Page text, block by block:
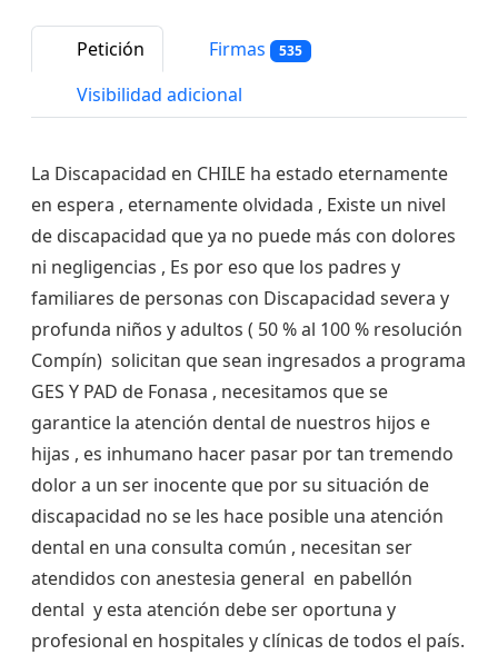
Petición Firmas 535
Visibilidad adicional
La Discapacidad en CHILE ha estado eternamente
en espera , eternamente olvidada , Existe un nivel
de discapacidad que ya no puede más con dolores
ni negligencias , Es por eso que los padres y
familiares de personas con Discapacidad severa y
profunda niños y adultos ( 50 % al 100 % resolución
Compín) solicitan que sean ingresados a programa
GES Y PAD de Fonasa , necesitamos que se
garantice la atención dental de nuestros hijos e
hijas , es inhumano hacer pasar por tan tremendo
dolor a un ser inocente que por su situación de
discapacidad no se les hace posible una atención
dental en una consulta común , necesitan ser
atendidos con anestesia general en pabellón
dental y esta atención debe ser oportuna y
profesional en hospitales y clínicas de todos el país.